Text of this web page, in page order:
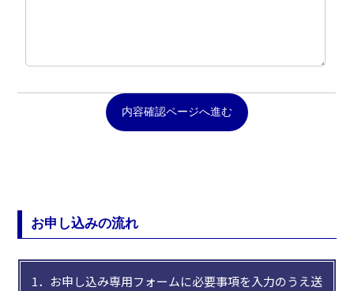
内容確認ページへ進む
お申し込みの流れ
1．お申し込み専用フォームに必要事項を入力のうえ送